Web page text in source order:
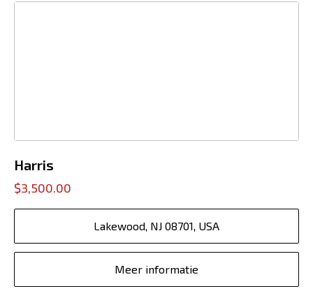
Harris
$3,500.00
Lakewood, NJ 08701, USA
Meer informatie